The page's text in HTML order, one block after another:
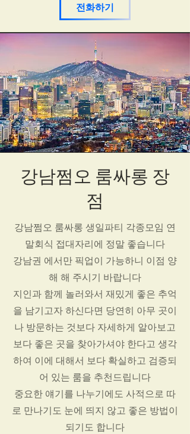
전화하기
강남쩜오 룸싸롱 장
점
강남쩜오 룸싸롱 생일파티 각종모임 연
말회식 접대자리에 정말 좋습니다
강남권 에서만 픽업이 가능하니 이점 양
해 해 주시기 바랍니다
지인과 함께 놀러와서 재밌게 좋은 추억
을 남기고자 하신다면 당연히 아무 곳이
나 방문하는 것보다 자세하게 알아보고
보다 좋은 곳을 찾아가셔야 한다고 생각
하여 이에 대해서 보다 확실하고 검증되
어 있는 룸을 추천드립니다
중요한 얘기를 나누기에도 사적으로 따
로 만나기도 눈에 띄지 않고 좋은 방법이
되기도 합니다